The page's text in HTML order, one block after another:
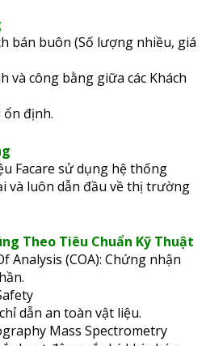
bán buôn (Số lượng nhiều, giá
và công bằng giữa các Khách
định.
Facare sử dụng hệ thống
và luôn dẫn đầu về thị trường
Theo Tiêu Chuẩn Kỹ Thuật
Analysis (COA): Chứng nhận
dẫn an toàn vật liệu.
Mass Spectrometry